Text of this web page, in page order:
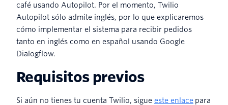
café usando Autopilot. Por el momento, Twilio
Autopilot sólo admite inglés, por lo que explicaremos
cómo implementar el sistema para recibir pedidos
tanto en inglés como en español usando Google
Dialogflow.
Requisitos previos
Si aún no tienes tu cuenta Twilio, sigue este enlace para